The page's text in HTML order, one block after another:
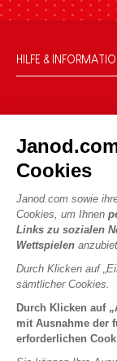
Cookies
Janod.com sowie
Cookies, um Ihnen
Links zu sozialen
Wettspielen
Durch Klicken auf
sämtlicher Cookies.
Durch Klicken auf
mit Ausnahme der
erforderlichen
HILFE &
FAQ
Kontakt
Händler
Persönliche daten
Cookies
Die Geschichte
Unsere Expertise
CSR-
Was ist FSC®?
UNSERE LEISTUNGEN
Sicheres Bezahlen
Lieferbedingungen
Spielregeln und
Lose Stücke
Kinderaktivitäten
PROFESSIONAL
Pressekontakte